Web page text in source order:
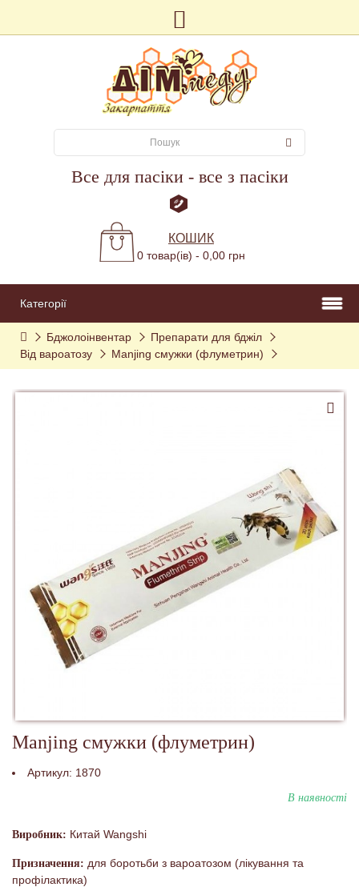
Все для пасіки - все з пасіки
КОШИК
0 товар(ів) - 0,00 грн
Категорії
Бджолоінвентар
Препарати для бджіл
Від вароатозу
Manjing смужки (флуметрин)
Manjing смужки (флуметрин)
Артикул: 1870
В наявності
Виробник: Китай Wangshi
Призначення: для боротьби з вароатозом (лікування та
профілактика)